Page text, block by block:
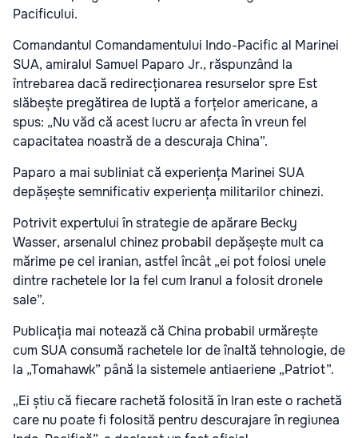
Pacificului.
Comandantul Comandamentului Indo-Pacific al Marinei
SUA, amiralul Samuel Paparo Jr., răspunzând la
întrebarea dacă redirecționarea resurselor spre Est
slăbește pregătirea de luptă a forțelor americane, a
spus: „Nu văd că acest lucru ar afecta în vreun fel
capacitatea noastră de a descuraja China”.
Paparo a mai subliniat că experiența Marinei SUA
depășește semnificativ experiența militarilor chinezi.
Potrivit expertului în strategie de apărare Becky
Wasser, arsenalul chinez probabil depășește mult ca
mărime pe cel iranian, astfel încât „ei pot folosi unele
dintre rachetele lor la fel cum Iranul a folosit dronele
sale”.
Publicația mai notează că China probabil urmărește
cum SUA consumă rachetele lor de înaltă tehnologie, de
la „Tomahawk” până la sistemele antiaeriene „Patriot”.
„Ei știu că fiecare rachetă folosită în Iran este o rachetă
care nu poate fi folosită pentru descurajare în regiunea